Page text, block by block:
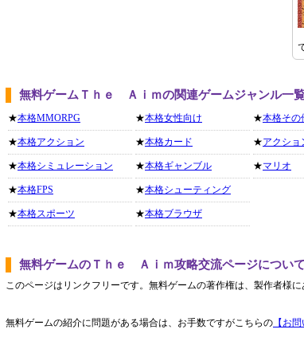
無料ゲームＴｈｅ Ａｉｍの関連ゲームジャンル一
★本格MMORPG
★本格アクション
★本格シミュレーション
★本格FPS
★本格スポーツ
★本格女性向け
★本格カード
★本格ギャンブル
★本格シューティング
★本格ブラウザ
★本格その
★アクショ
★マリオ
無料ゲームのＴｈｅ Ａｉｍ攻略交流ページについて
このページはリンクフリーです。無料ゲームの著作権は、製作者様に
無料ゲームの紹介に問題がある場合は、お手数ですがこちらの 【お